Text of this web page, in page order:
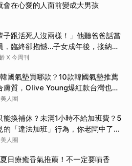
會在心愛的人面前變成大男孩
子跟活死人沒兩樣！」他聽爸爸話當
，臨終卻抱憾…子女成年後，接納與
夠了
X 今周刊
國氣墊買哪款？10款韓國氣墊推薦
膚質，Olive Young爆紅款台灣也能
人圈
能換補休？未滿1小時不給加班費？5
的「違法加班」行為，你老闆中了幾
人圈
日療癒香氣推薦！不一定要噴香